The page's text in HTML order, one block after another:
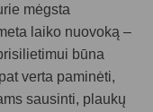
mėgsta
laiko nuovoką –
būna
verta paminėti,
sausinti, plaukų